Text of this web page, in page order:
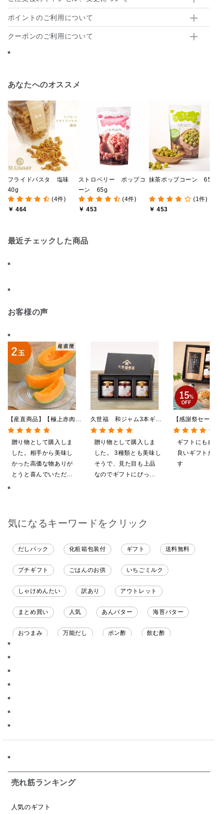
ポイントのご利用について
クーポンのご利用について
あなたへのオススメ
フライドパスタ 塩味
40g
(4件)
￥ 464
ストロベリー ポップコ
ーン 65g
(4件)
￥ 453
抹茶ポップコーン 65g
(1件)
￥ 453
最近チェックした商品
お客様の声
久世福 和ジャム3本ギフ
トB（あんバター、あまお
う、安納芋）【化粧箱包装
付】
贈り物として購入しま
した。 3種類とも美味し
そうで、見た目も上品
なのでギフトにぴった
利用したいです
【産直商品】【極上赤肉メ
ロン 】浦臼産マリアージ
ュ 2玉【送料込】【オンラ
イン限定】
贈り物として購入しま
した。相手から美味し
かった高価な物ありが
とうと喜んでいただけ
【感謝祭セー
ギフト★大人の
けめんたい入
沖縄県送料別
包装付】
ギフトにも自
良いギフトだ
す
気になるキーワードをクリック
だしパック 化粧箱包装付 ギフト 送料無料
プチギフト ごはんのお供 いちごミルク
しゃけめんたい 訳あり アウトレット
まとめ買い 人気 あんバター 海苔バター
おつまみ 万能だし ポン酢 飲む酢
お米チップス 味噌汁
売れ筋ランキング
人気のギフト